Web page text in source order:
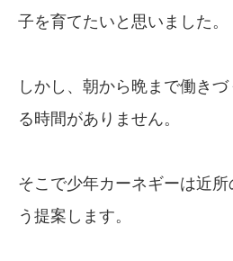
子を育てたいと思いました。
しかし、朝から晩まで働き
る時間がありません。
そこで少年カーネギーは近
う提案します。